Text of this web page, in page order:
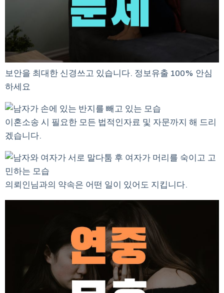
보안을 최대한 신경쓰고 있습니다. 정보유출 100% 안심
하세요
이혼소송 시 필요한 모든 법적인자료 및 자문까지 해 드리
겠습니다.
의뢰인님과의 약속은 어떤 일이 있어도 지킵니다.